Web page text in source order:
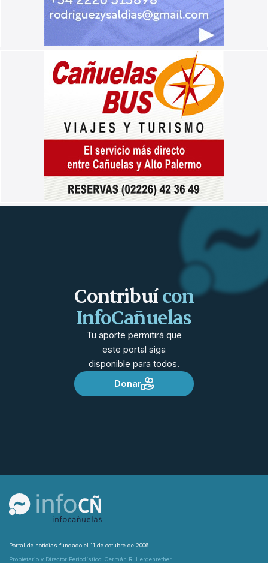
Contribuícon
InfoCañuelas
Tu aporte permitirá que
este portal siga
disponible para todos.
Donar
Portal de noticias fundado el 11 de octubre de 2006
Propietario y Director Periodístico: Germán R. Hergenrether